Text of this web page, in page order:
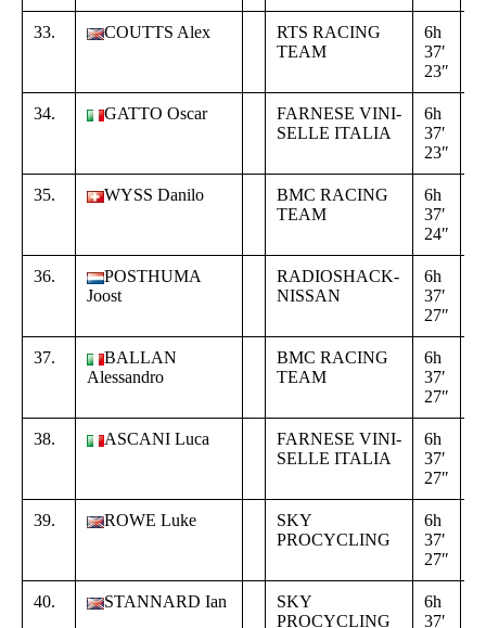
33. COUTTS Alex
RTS RACING
TEAM
6h
37′
23″
34. GATTO Oscar
FARNESE VINI-
SELLE ITALIA
6h
37′
23″
35. WYSS Danilo
BMC RACING
TEAM
6h
37′
24″
36.
POSTHUMA
Joost
RADIOSHACK-
NISSAN
6h
37′
27″
37.
BALLAN
Alessandro
BMC RACING
TEAM
6h
37′
27″
38. ASCANI Luca
FARNESE VINI-
SELLE ITALIA
6h
37′
27″
39. ROWE Luke
SKY
PROCYCLING
6h
37′
27″
40. STANNARD Ian
SKY
PROCYCLING
6h
37′